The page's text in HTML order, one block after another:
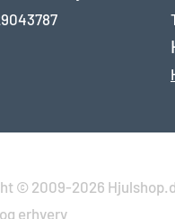
© 2009-2026
erhverv